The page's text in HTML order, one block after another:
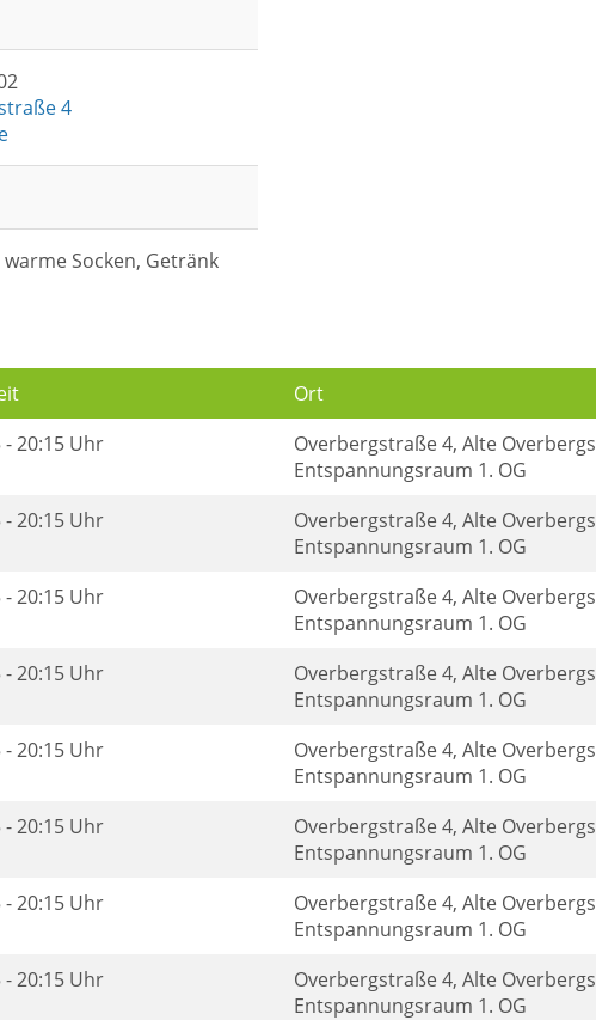
4
Socken, Getränk
Ort
- 20:15 Uhr
Overbergstraße 4, Alte
Entspannungsraum 1. OG
- 20:15 Uhr
Overbergstraße 4, Alte
Entspannungsraum 1. OG
- 20:15 Uhr
Overbergstraße 4, Alte
Entspannungsraum 1. OG
- 20:15 Uhr
Overbergstraße 4, Alte
Entspannungsraum 1. OG
- 20:15 Uhr
Overbergstraße 4, Alte
Entspannungsraum 1. OG
- 20:15 Uhr
Overbergstraße 4, Alte
Entspannungsraum 1. OG
- 20:15 Uhr
Overbergstraße 4, Alte
Entspannungsraum 1. OG
- 20:15 Uhr
Overbergstraße 4, Alte
Entspannungsraum 1. OG